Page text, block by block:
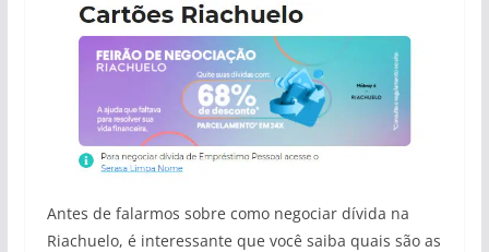
Antes de falarmos sobre como negociar dívida na
Riachuelo, é interessante que você saiba quais são as